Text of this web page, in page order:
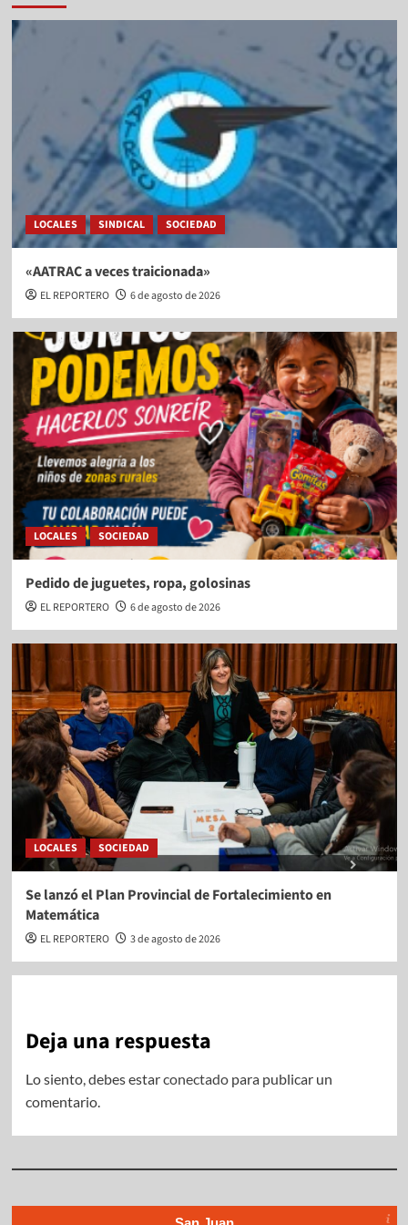
LOCALES SINDICAL SOCIEDAD
«AATRAC a veces traicionada»
EL REPORTERO 6 de agosto de 2026
LOCALES SOCIEDAD
Pedido de juguetes, ropa, golosinas
EL REPORTERO 6 de agosto de 2026
LOCALES SOCIEDAD
Se lanzó el Plan Provincial de Fortalecimiento en
Matemática
EL REPORTERO 3 de agosto de 2026
Deja una respuesta
Lo siento, debes estarconectadopara publicar un
comentario.